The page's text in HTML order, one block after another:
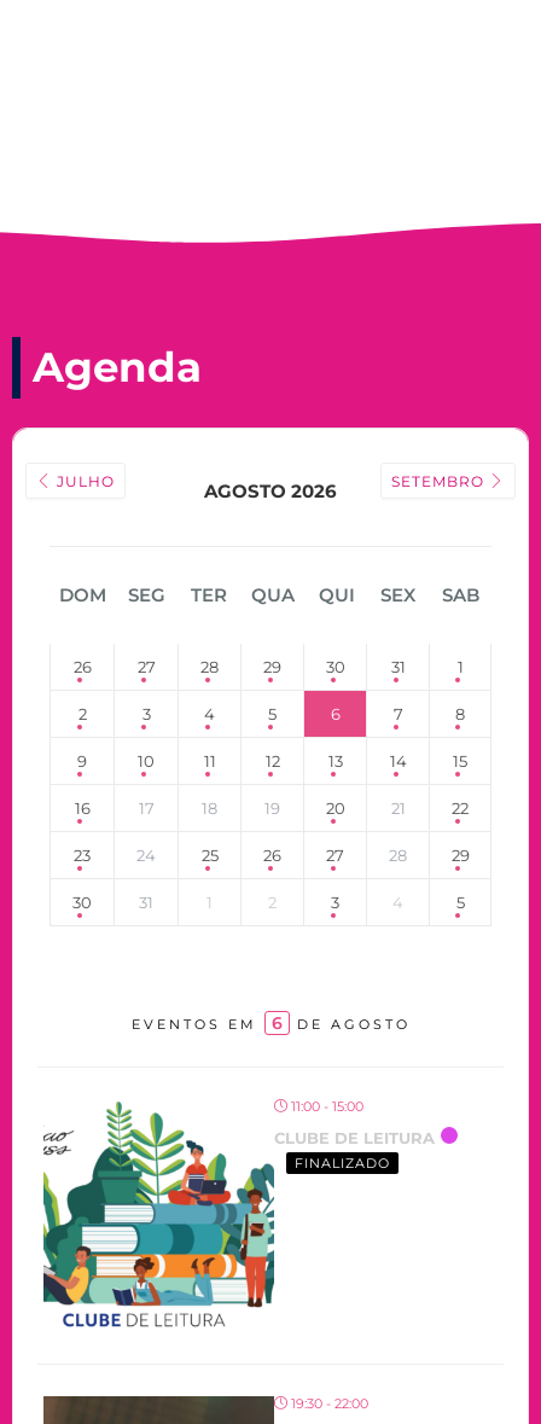
Agenda
JULHO AGOSTO 2026 SETEMBRO
DOM SEG TER QUA QUI SEX SAB
26 27 28 29 30 31 1
2 3 4 5 6 7 8
9 10 11 12 13 14 15
16 17 18 19 20 21 22
23 24 25 26 27 28 29
30 31 1 2 3 4 5
EVENTOS EM 6 DE AGOSTO
11:00 - 15:00
CLUBE DE LEITURA
FINALIZADO
19:30 - 22:00